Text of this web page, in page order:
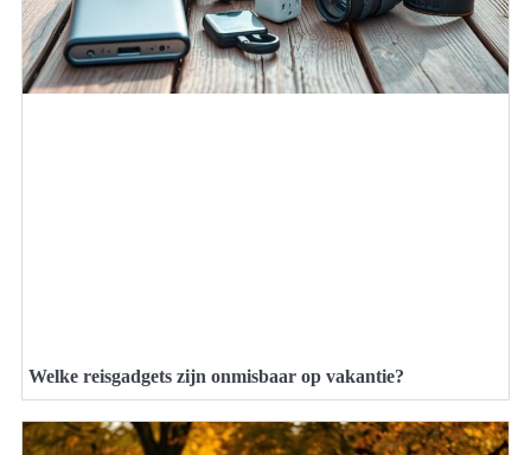
Welke reisgadgets zijn onmisbaar op vakantie?